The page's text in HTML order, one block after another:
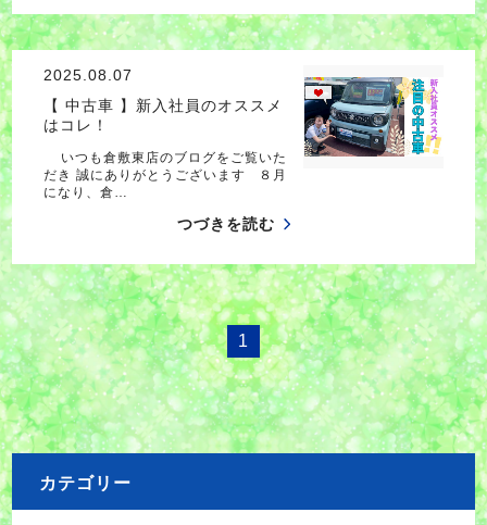
2025.08.07
【 中古車 】新入社員のオススメ
はコレ！
いつも倉敷東店のブログをご覧いた
だき 誠にありがとうございます ８月
になり、倉…
つづきを読む
1
カテゴリー